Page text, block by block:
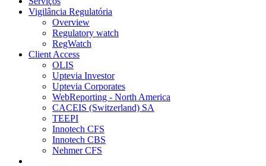
Vigilância Regulatória
Overview
Regulatory watch
RegWatch
Client Access
OLIS
Uptevia Investor
Uptevia Corporates
WebReporting - North America
CACEIS (Switzerland) SA
TEEPI
Innotech CFS
Innotech CBS
Nehmer CFS